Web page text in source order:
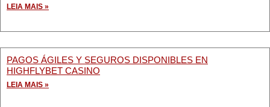
LEIA MAIS »
PAGOS ÁGILES Y SEGUROS DISPONIBLES EN
HIGHFLYBET CASINO
LEIA MAIS »